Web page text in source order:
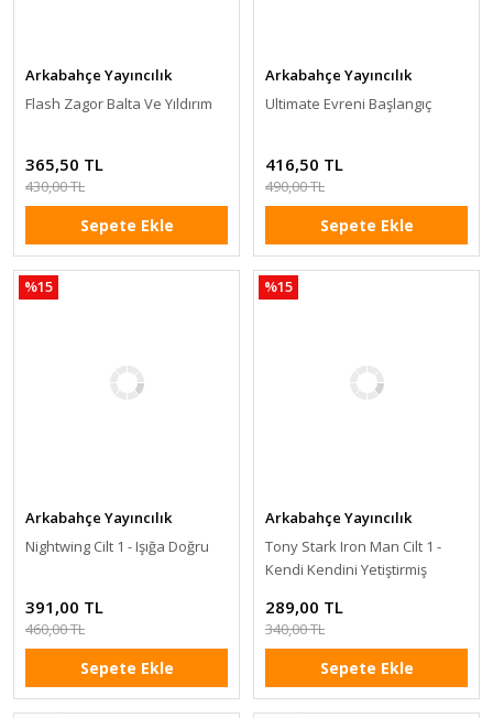
Arkabahçe Yayıncılık
Flash Zagor Balta Ve Yıldırım
365,50 TL
430,00 TL
Sepete Ekle
Arkabahçe Yayıncılık
Ultimate Evreni Başlangıç
416,50 TL
490,00 TL
Sepete Ekle
%15
Arkabahçe Yayıncılık
Nightwing Cilt 1 - Işığa Doğru
391,00 TL
460,00 TL
Sepete Ekle
%15
Arkabahçe Yayıncılık
Tony Stark Iron Man Cilt 1 -
Kendi Kendini Yetiştirmiş
289,00 TL
340,00 TL
Sepete Ekle